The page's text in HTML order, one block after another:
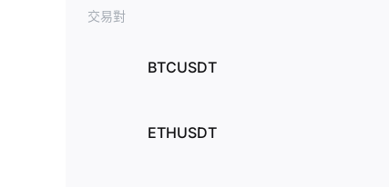
交易對
BTCUSDT
ETHUSDT